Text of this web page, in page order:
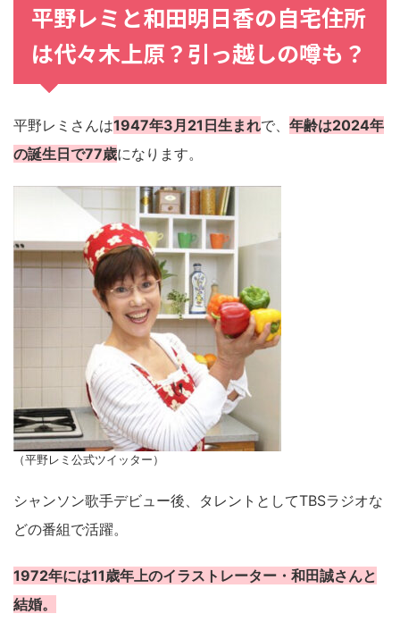
平野レミ と和田明日香の自宅住所
は代々木上原？引っ越しの噂も？
平野レミさんは1947年3月21日生まれで、 年齢は2024年
の誕生日で77歳になります。
（平野レミ公式ツイッター）
シャンソン歌手デビュー後、タレントとしてTBSラジオな
どの番組で活躍。
1972年には11歳年上のイラストレーター・和田誠さんと
結婚。